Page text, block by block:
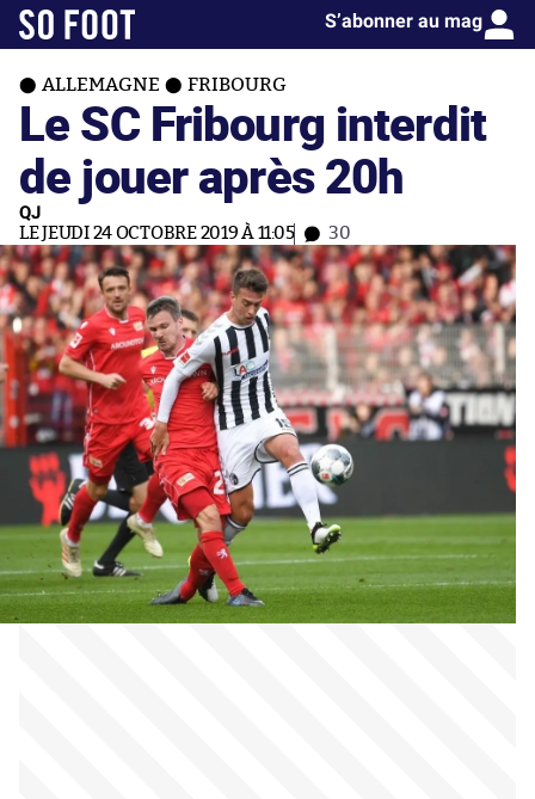
S’abonner au mag
ALLEMAGNE FRIBOURG
Le SC Fribourg interdit
de jouer après 20h
QJ
LE JEUDI 24 OCTOBRE 2019 À 11:05 30